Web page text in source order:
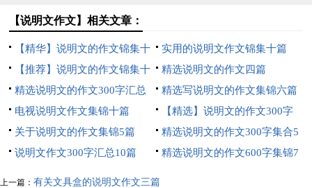
【说明文作文】相关文章：
【精华】说明文的作文锦集十
篇
实用的说明文作文锦集十篇
【推荐】说明文的作文锦集十
篇
精选说明文的作文四篇
精选说明文的作文300字汇总
六篇
精选写说明文的作文集锦六篇
电视说明文作文集锦十篇
【精选】说明文的作文300字
集合九篇
关于说明文的作文集锦5篇
精选说明文的作文300字集合5
篇
说明文作文300字汇总10篇
精选说明文的作文600字集锦7
上一篇： 有关文具盒的说明文作文三篇